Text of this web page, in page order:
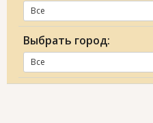
Все
Выбрать город:
Все